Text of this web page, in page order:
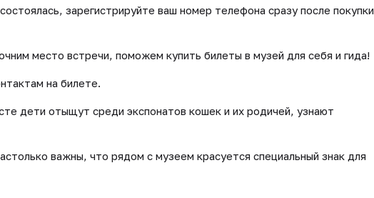
зарегистрируйте ваш номер телефона сразу после покупки
место встречи, поможем купить билеты в музей для себя и гида!
на билете.
дети отыщут среди экспонатов кошек и их родичей, узнают
важны, что рядом с музеем красуется специальный знак для